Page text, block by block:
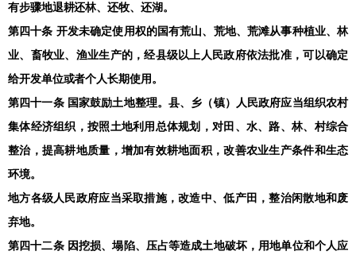
有步骤地退耕还林、还牧、还湖。
第四十条 开发未确定使用权的国有荒山、荒地、荒滩从事种植业、林
业、畜牧业、渔业生产的，经县级以上人民政府依法批准，可以确定
给开发单位或者个人长期使用。
第四十一条 国家鼓励土地整理。县、乡（镇）人民政府应当组织农村
集体经济组织，按照土地利用总体规划，对田、水、路、林、村综合
整治，提高耕地质量，增加有效耕地面积，改善农业生产条件和生态
环境。
地方各级人民政府应当采取措施，改造中、低产田，整治闲散地和废
弃地。
第四十二条 因挖损、塌陷、压占等造成土地破坏，用地单位和个人应